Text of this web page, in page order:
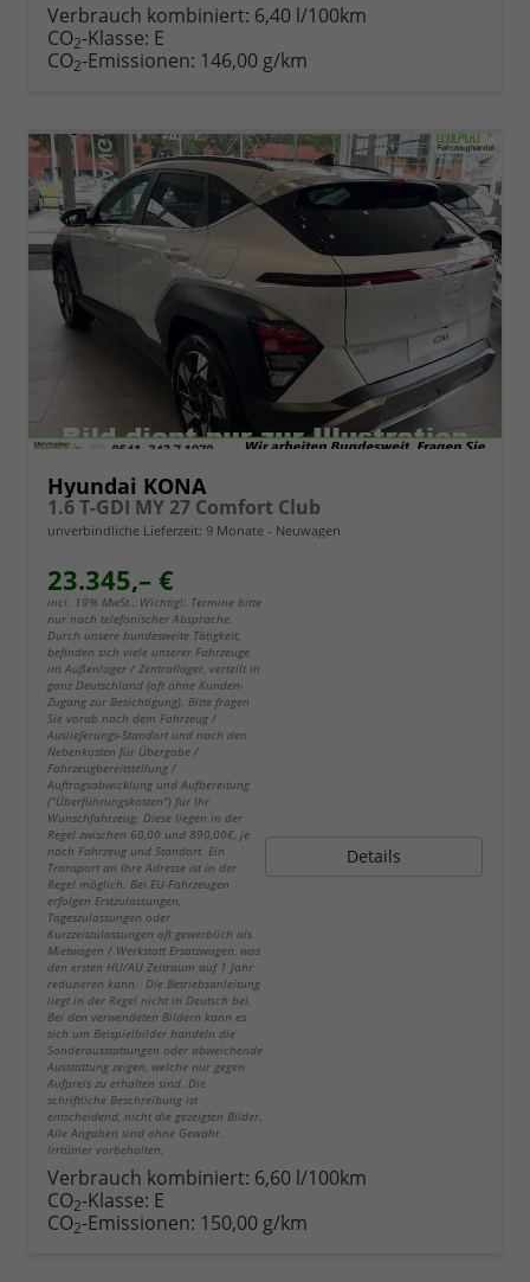
Verbrauch kombiniert: 6,40 l/100km
CO2-Klasse: E
CO2-Emissionen: 146,00 g/km
Hyundai KONA
1.6 T-GDI MY 27 Comfort Club
unverbindliche Lieferzeit: 9 Monate Neuwagen
23.345,– €
incl. 19% MwSt.. Wichtig!: Termine bitte
nur nach telefonischer Absprache.
Durch unsere bundesweite Tätigkeit,
befinden sich viele unserer Fahrzeuge
im Außenlager / Zentrallager, verteilt in
ganz Deutschland (oft ohne Kunden-
Zugang zur Besichtigung). Bitte fragen
Sie vorab nach dem Fahrzeug /
Auslieferungs-Standort und nach den
Nebenkosten für Übergabe /
Fahrzeugbereitstellung /
Auftragsabwicklung und Aufbereitung
("Überführungskosten") für Ihr
Wunschfahrzeug. Diese liegen in der
Regel zwischen 60,00 und 890,00€, je
nach Fahrzeug und Standort. Ein
Transport an Ihre Adresse ist in der
Regel möglich. Bei EU-Fahrzeugen
erfolgen Erstzulassungen,
Tageszulassungen oder
Kurzzeitzulassungen oft gewerblich als
Mietwagen / Werkstatt Ersatzwagen, was
den ersten HU/AU Zeitraum auf 1 Jahr
reduzieren kann. Die Betriebsanleitung
liegt in der Regel nicht in Deutsch bei.
Bei den verwendeten Bildern kann es
sich um Beispielbilder handeln die
Sonderausstattungen oder abweichende
Ausstattung zeigen, welche nur gegen
Aufpreis zu erhalten sind. Die
schriftliche Beschreibung ist
entscheidend, nicht die gezeigten Bilder.
Alle Angaben sind ohne Gewähr.
Irrtümer vorbehalten.
Details
Verbrauch kombiniert: 6,60 l/100km
CO2-Klasse: E
CO2-Emissionen: 150,00 g/km